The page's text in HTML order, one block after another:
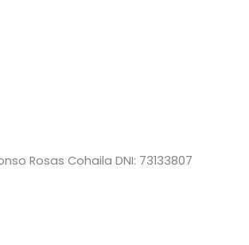
Rosas Cohaila DNI: 73133807